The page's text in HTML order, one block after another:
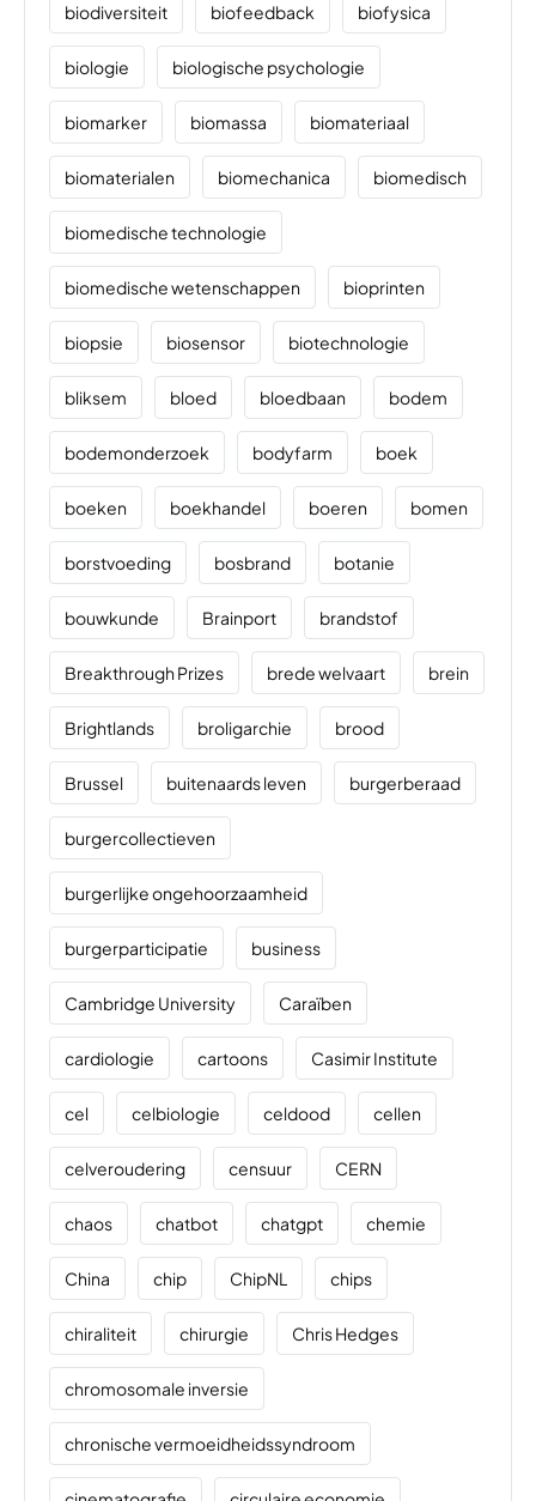
biodiversiteit biofeedback biofysica
biologie biologische psychologie
biomarker biomassa biomateriaal
biomaterialen biomechanica biomedisch
biomedische technologie
biomedische wetenschappen bioprinten
biopsie biosensor biotechnologie
bliksem bloed bloedbaan bodem
bodemonderzoek bodyfarm boek
boeken boekhandel boeren bomen
borstvoeding bosbrand botanie
bouwkunde Brainport brandstof
Breakthrough Prizes brede welvaart brein
Brightlands broligarchie brood
Brussel buitenaards leven burgerberaad
burgercollectieven
burgerlijke ongehoorzaamheid
burgerparticipatie business
Cambridge University Caraïben
cardiologie cartoons Casimir Institute
cel celbiologie celdood cellen
celveroudering censuur CERN
chaos chatbot chatgpt chemie
China chip ChipNL chips
chiraliteit chirurgie Chris Hedges
chromosomale inversie
chronische vermoeidheidssyndroom